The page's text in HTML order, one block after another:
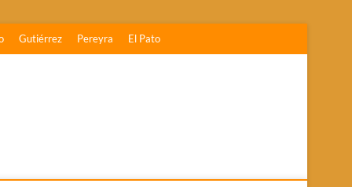
Gutiérrez Pereyra El Pato